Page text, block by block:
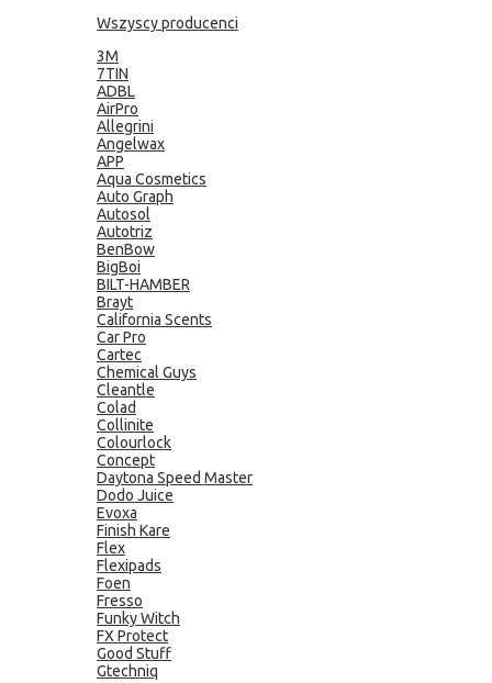
Wszyscy producenci
3M
7TIN
ADBL
AirPro
Allegrini
Angelwax
APP
Aqua Cosmetics
Auto Graph
Autosol
Autotriz
BenBow
BigBoi
BILT-HAMBER
Brayt
California Scents
Car Pro
Cartec
Chemical Guys
Cleantle
Colad
Collinite
Colourlock
Concept
Daytona Speed Master
Dodo Juice
Evoxa
Finish Kare
Flex
Flexipads
Foen
Fresso
Funky Witch
FX Protect
Good Stuff
Gtechniq